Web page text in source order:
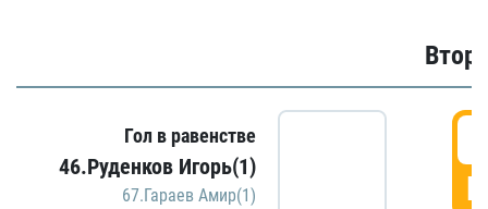
Гол в равенстве
46.Руденков Игорь(1)
67.Гараев Амир(1)